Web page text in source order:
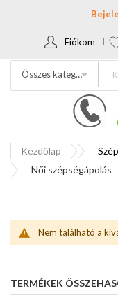
Fiókom
Összes kategória
Kezdőlap
Női szépségápolás
Nem található a
TERMÉKEK